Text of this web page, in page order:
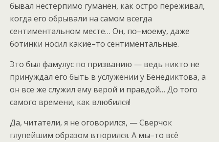
бывал нестерпимо гуманен, как остро переживал,
когда его обрывали на самом всегда
сентиментальном месте… Он, по–моему, даже
ботинки носил какие–то сентиментальные.
Это был фамулус по призванию — ведь никто не
принуждал его быть в услужении у Бенедиктова, а
он все же служил ему верой и правдой… До того
самого времени, как влюбился!
Да, читатели, я не оговорился, — Сверчок
глупейшим образом втюрился. А мы–то всё